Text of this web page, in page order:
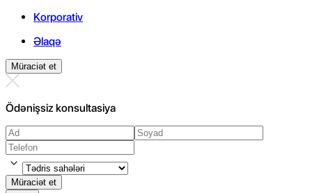
Korporativ
Əlaqə
Müraciət et
Ödənişsiz konsultasiya
Müraciət et